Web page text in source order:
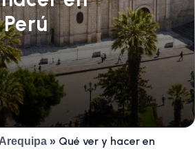
» Qué ver y hacer en